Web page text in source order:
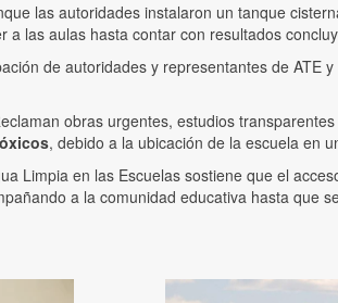
las autoridades instalaron un tanque
a las aulas hasta contar con resultados
de autoridades y representantes de ATE
obras urgentes, estudios
, debido a la ubicación de la escuela en
Limpia en las Escuelas sostiene que el
a la comunidad educativa hasta que